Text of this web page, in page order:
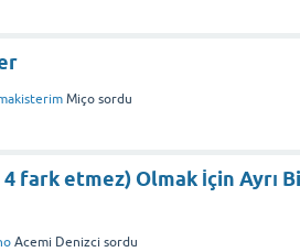
Miço sordu
fark etmez) Olmak İçin Ayrı
Acemi Denizci sordu